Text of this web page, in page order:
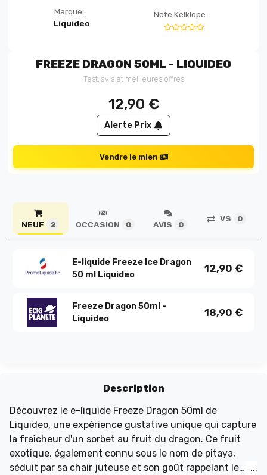
Marque :
Liquideo
Note Kelklope :
FREEZE DRAGON 50ML - LIQUIDEO
Test, avis et meilleures offres
12,90 €
Alerte Prix
Vendre le mien
NEUF 2 OCCASION 0 AVIS 0
VS 0
E-liquide Freeze Ice Dragon
50 ml Liquideo
12,90 €
Freeze Dragon 50ml -
Liquideo
18,90 €
Description
Découvrez le e-liquide Freeze Dragon 50ml de
Liquideo, une expérience gustative unique qui capture
la fraîcheur d'un sorbet au fruit du dragon. Ce fruit
exotique, également connu sous le nom de pitaya,
séduit par sa chair juteuse et son goût rappelant le